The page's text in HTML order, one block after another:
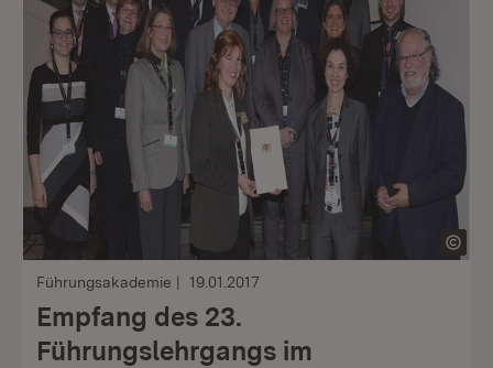
Führungsakademie 19.01.2017
Empfang des 23.
Führungslehrgangs im